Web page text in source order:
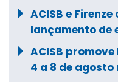
ACISB e
lançamento de
ACISB
4 a 8 de